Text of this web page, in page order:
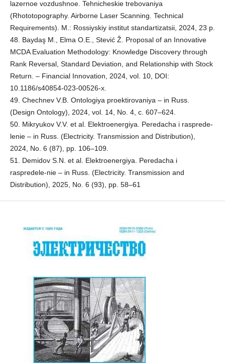
lazernoe vozdushnoe. Tehnicheskie trebovaniya
(Rhototopography. Airborne Laser Scanning. Technical
Requirements). M.: Rossiyskiy institut standartizatsii, 2024, 23 p.
48. Baydaş M., Elma O.E., Stević Ž. Proposal of an Innovative
MCDA Evaluation Methodology: Knowledge Discovery through
Rank Reversal, Standard Deviation, and Relationship with Stock
Return. – Financial Innovation, 2024, vol. 10, DOI:
10.1186/s40854-023-00526-x.
49. Chechnev V.B. Ontologiya proektirovaniya – in Russ.
(Design Ontology), 2024, vol. 14, No. 4, c. 607–624.
50. Mikryukov V.V. et al. Elektroenergiya. Peredacha i rasprede-
lenie – in Russ. (Electricity. Transmission and Distribution),
2024, No. 6 (87), pp. 106–109.
51. Demidov S.N. et al. Elektroenergiya. Peredacha i
raspredele-nie – in Russ. (Electricity. Transmission and
Distribution), 2025, No. 6 (93), pp. 58–61